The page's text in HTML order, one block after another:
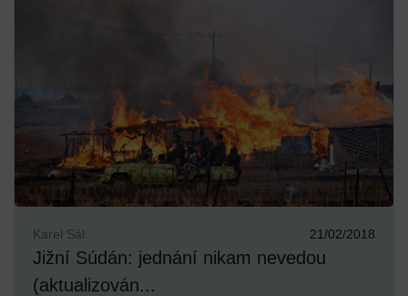
Karel Sál 21/02/2018
Jižní Súdán: jednání nikam nevedou
(aktualizován...